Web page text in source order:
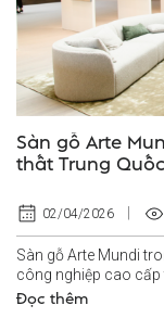
Sàn gỗ Arte
thất Trung Quốc
02/04/2026
Sàn gỗ Arte Mundi
công nghiệp cao cấp
Mundi nổi lên...
Đọc thêm